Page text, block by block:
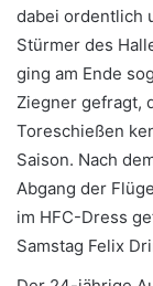
dabei ordentlich
Stürmer des
ging am Ende
Ziegner gefragt,
Toreschießen
Saison. Nach
Abgang der
im HFC-Dress
Samstag Felix